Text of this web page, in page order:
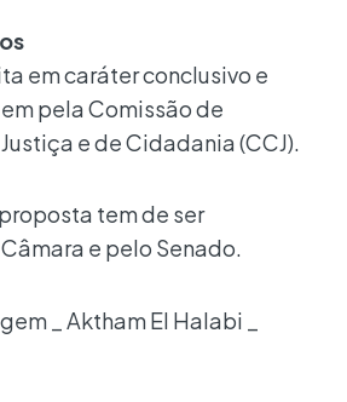
em caráter conclusivo e
pela Comissão de
e de Cidadania (CCJ).
tem de ser
e pelo Senado.
_ Aktham El Halabi _